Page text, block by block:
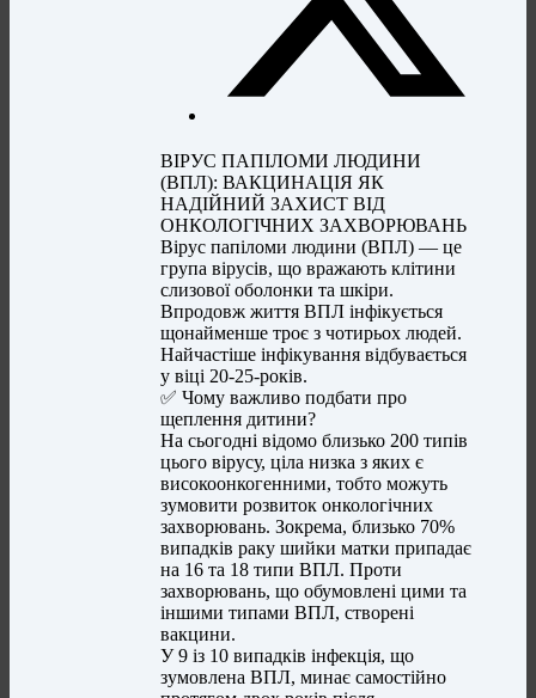
ВІРУС ПАПІЛОМИ ЛЮДИНИ
(ВПЛ): ВАКЦИНАЦІЯ ЯК
НАДІЙНИЙ ЗАХИСТ ВІД
ОНКОЛОГІЧНИХ ЗАХВОРЮВАНЬ
Вірус папіломи людини (ВПЛ) — це
група вірусів, що вражають клітини
слизової оболонки та шкіри.
Впродовж життя ВПЛ інфікується
щонайменше троє з чотирьох людей.
Найчастіше інфікування відбувається
у віці 20-25-років.
✅ Чому важливо подбати про
щеплення дитини?
На сьогодні відомо близько 200 типів
цього вірусу, ціла низка з яких є
високоонкогенними, тобто можуть
зумовити розвиток онкологічних
захворювань. Зокрема, близько 70%
випадків раку шийки матки припадає
на 16 та 18 типи ВПЛ. Проти
захворювань, що обумовлені цими та
іншими типами ВПЛ, створені
вакцини.
У 9 із 10 випадків інфекція, що
зумовлена ВПЛ, минає самостійно